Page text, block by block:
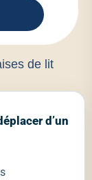
de lit
d’un